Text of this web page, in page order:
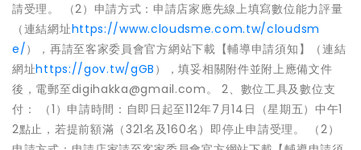
請受理。 （2）申請方式：申請店家應先線上填寫數位能力評量
（連結網址https://www.cloudsme.com.tw/cloudsm
e/），再請至客家委員會官方網站下載【輔導申請須知】（連結
網址https://gov.tw/gGB ），填妥相關附件並附上應備文件
後，電郵至digihakka@gmail.com。 2、數位工具及數位支
付： （1）申請時間：自即日起至112年7月14日（星期五）中午1
2點止，若提前額滿（321名及160名）即停止申請受理。 （2）